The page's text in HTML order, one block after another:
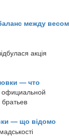
между весом
акція
— что
— що відомо